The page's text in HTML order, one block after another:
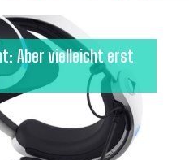
Aber vielleicht erst